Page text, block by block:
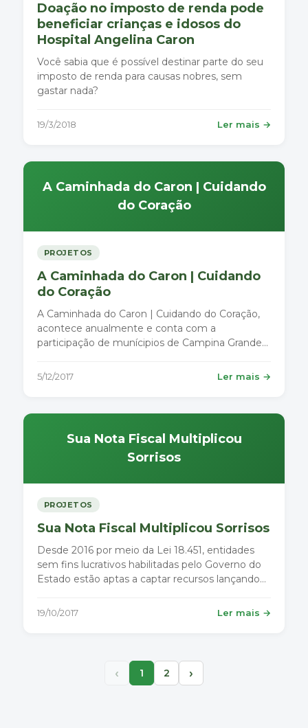
Doação no imposto de renda pode
beneficiar crianças e idosos do
Hospital Angelina Caron
Você sabia que é possível destinar parte do seu
imposto de renda para causas nobres, sem
gastar nada?
19/3/2018 Ler mais →
A Caminhada do Caron | Cuidando
do Coração
PROJETOS
A Caminhada do Caron | Cuidando
do Coração
A Caminhada do Caron | Cuidando do Coração,
acontece anualmente e conta com a
participação de munícipios de Campina Grande
vizinhas.
5/12/2017 Ler mais →
Sua Nota Fiscal Multiplicou
Sorrisos
PROJETOS
Sua Nota Fiscal Multiplicou Sorrisos
Desde 2016 por meio da Lei 18.451, entidades
sem fins lucrativos habilitadas pelo Governo do
Estado estão aptas a captar recursos lançando
19/10/2017 Ler mais →
‹ 1 2 ›